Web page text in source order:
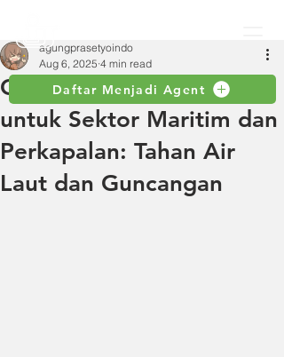
Daftar Menjadi Agent
Coupling Selang Toyox
untuk Sektor Maritim dan
Perkapalan: Tahan Air
Laut dan Guncangan
agungprasetyoindo
Aug 6, 2025 4 min read